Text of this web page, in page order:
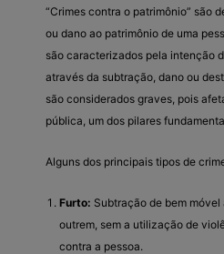
“Crimes contra o patrimônio” são
ou dano ao patrimônio de uma
são caracterizados pela intenção
através da subtração, dano ou
são considerados graves, pois
pública, um dos pilares
Alguns dos principais tipos de
Furto: Subtração de bem
outrem, sem a utilização de
contra a pessoa.